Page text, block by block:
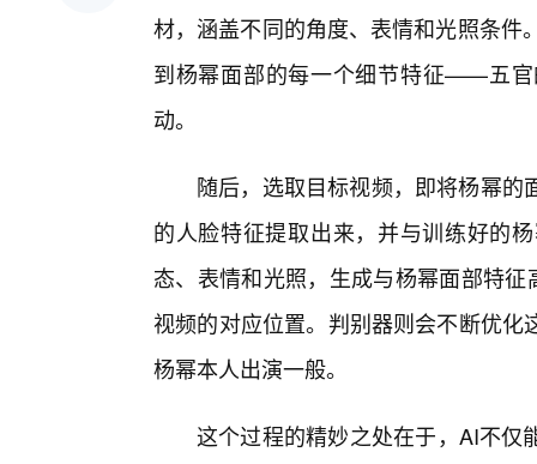
材，涵盖不同的角度、表情和光照条件
到杨幂面部的每一个细节特征——五
动。
随后，选取目标视频，即将杨幂
的人脸特征提取出来，并与训练好的
态、表情和光照，生成与杨幂面部特
视频的对应位置。判别器则会不断优
杨幂本人出演一般。
这个过程的精妙之处在于，AI不仅